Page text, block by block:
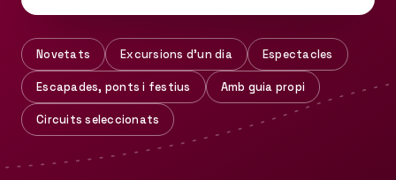
Novetats Excursions d'un dia Espectacles
Escapades, ponts i festius Amb guia propi
Circuits seleccionats